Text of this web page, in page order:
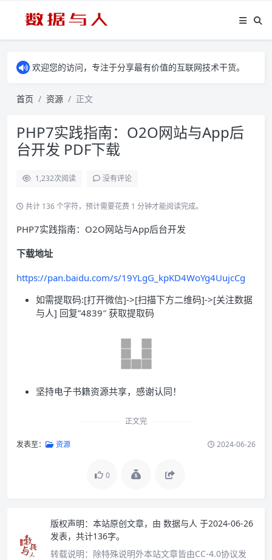
欢迎您的访问，专注于分享最有价值的互联网技术干货。
首页 资源 正文
PHP7实践指南：O2O网站与App后
台开发 PDF下载
1,232次阅读 没有评论
共计 136 个字符，预计需要花费 1 分钟才能阅读完成。
PHP7实践指南：O2O网站与App后台开发
下载地址
https://pan.baidu.com/s/19YLgG_kpKD4WoYg4UujcCg
如需提取码:[打开微信]->[扫描下方二维码]->[关注数据
与人] 回复”4839″ 获取提取码
坚持电子书籍资源共享，感谢认同！
正文完
发表至： 资源 2024-06-26
0
版权声明： 本站原创文章，由 数据与人 于2024-06-26
发表，共计136字。
转载说明： 除特殊说明外本站文章皆由CC-4.0协议发